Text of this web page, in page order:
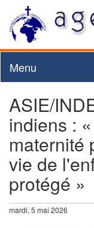
Menu
ASIE/
indiens :
maternité
vie de
protégé »
mardi, 5 mai 2026